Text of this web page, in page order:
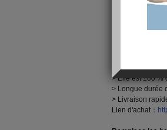
Kuliao TY002
Marca:Kuliao
> LaTY002
> Elle est 100 %
> Longue durée
> Livraison
Lien d'achat：